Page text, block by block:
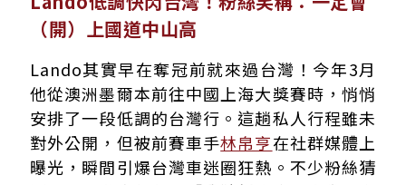
（開）上國道中山高
Lando其實早在奪冠前就來過台灣！今年3月
他從澳洲墨爾本前往中國上海大獎賽時，悄悄
安排了一段低調的台灣行。這趟私人行程雖未
對外公開，但被前賽車手林帛亨在社群媒體上
曝光，瞬間引爆台灣車迷圈狂熱。不少粉絲猜